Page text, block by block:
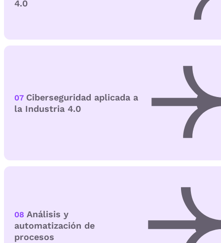
4.0
07 Ciberseguridad aplicada a
la Industria 4.0
08 Análisis y
automatización de
procesos